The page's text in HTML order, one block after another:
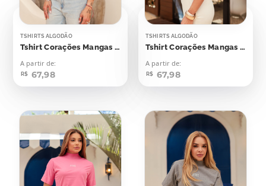
TSHIRTS ALGODÃO
Tshirt Corações Mangas Aplicação
A partir de:
R$ 67,98
TSHIRTS ALGODÃO
Tshirt Corações Mangas Aplicação
A partir de:
R$ 67,98